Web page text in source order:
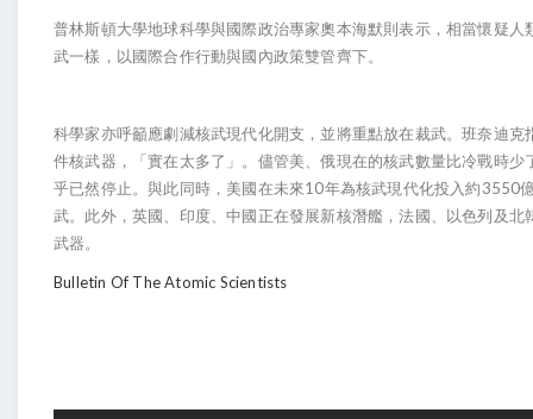
普林斯頓大學地球科學與國際政治專家奧本海默則表示，相當懷疑人
武一樣，以國際合作行動與國內政策雙管齊下。
科學家亦呼籲應劇減核武現代化開支，並將重點放在裁武。班奈迪克
件核武器，「實在太多了」。儘管美、俄現在的核武數量比冷戰時少
乎已然停止。與此同時，美國在未來10年為核武現代化投入約 3550
武。此外，英國、印度、中國正在發展新核潛艦，法國、以色列及北
武器。
Bulletin Of The Atomic Scientists